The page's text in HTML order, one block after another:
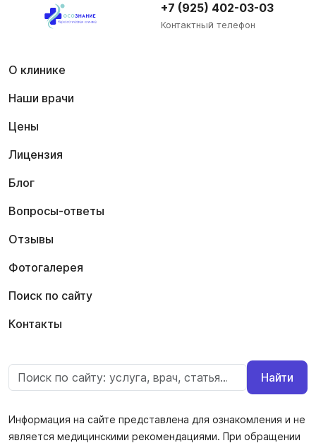
+7 (925) 402-03-03
Контактный телефон
О клинике
Наши врачи
Цены
Лицензия
Блог
Вопросы-ответы
Отзывы
Фотогалерея
Поиск по сайту
Контакты
Найти
Информация на сайте представлена для ознакомления и не
является медицинскими рекомендациями. При обращении